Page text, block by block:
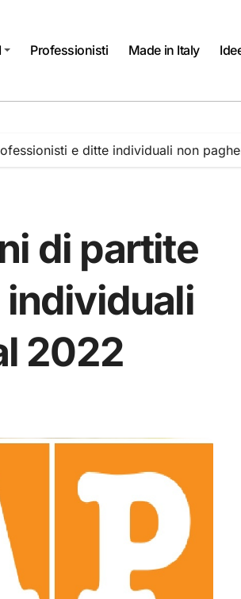
Professionisti Made in Italy
e ditte individuali non
di partite
individuali
2022